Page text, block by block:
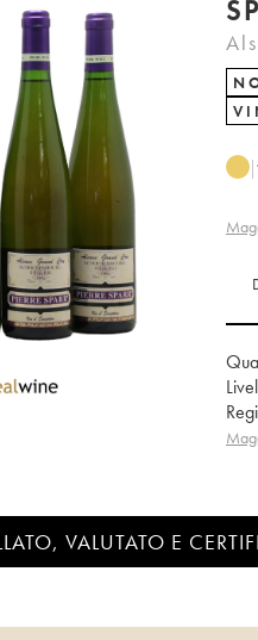
VALUTATO E